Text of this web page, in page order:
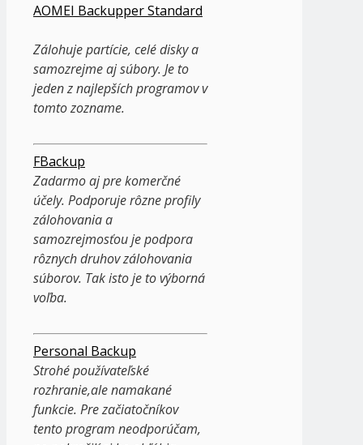
AOMEI Backupper Standard
Zálohuje partície, celé disky a
samozrejme aj súbory. Je to
jeden z najlepších programov v
tomto zozname.
FBackup
Zadarmo aj pre komerčné
účely. Podporuje rôzne profily
zálohovania a
samozrejmosťou je podpora
rôznych druhov zálohovania
súborov. Tak isto je to výborná
voľba.
Personal Backup
Strohé používateľské
rozhranie,ale namakané
funkcie. Pre začiatočníkov
tento program neodporúčam,